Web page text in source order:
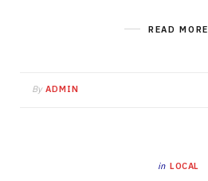
READ MORE
By ADMIN
in LOCAL